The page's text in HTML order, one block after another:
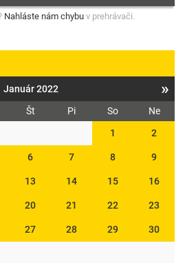
Nahláste nám chybu v prehrávači.
Január 2022 »
Št Pi So
Ne
1
2
6 7 8 9
13 14 15 16
20 21 22 23
27 28 29 30